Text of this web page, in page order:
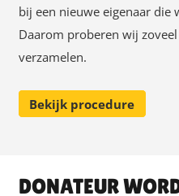
bij een nieuwe eigenaar die
Daarom proberen wij
verzamelen.
Bekijk procedure
DONATEUR